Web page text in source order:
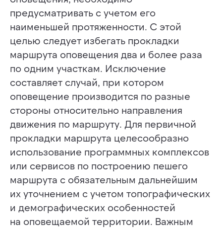
предусматривать с учетом его
наименьшей протяженности. С этой
целью следует избегать прокладки
маршрута оповещения два и более раза
по одним участкам. Исключение
составляет случай, при котором
оповещение производится по разные
стороны относительно направления
движения по маршруту. Для первичной
прокладки маршрута целесообразно
использование программных комплексов
или сервисов по построению пешего
маршрута с обязательным дальнейшим
их уточнением с учетом топографических
и демографических особенностей
на оповещаемой территории. Важным